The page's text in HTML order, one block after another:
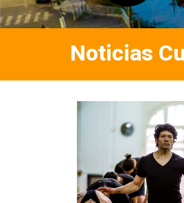
Noticias